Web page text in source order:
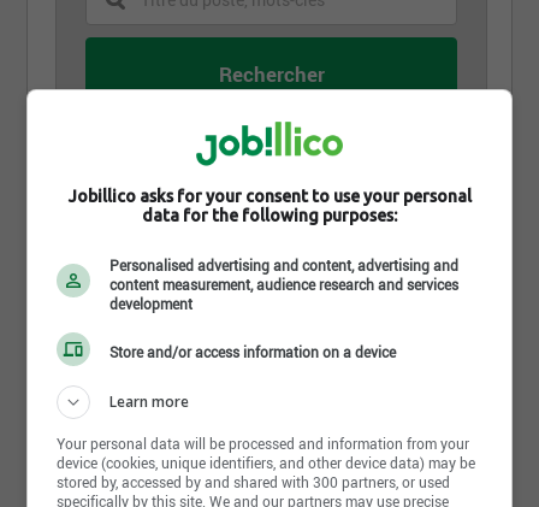
Préposé.e à l'entretien de bâtiment (industriel)
Montréal, QC
30 juillet 2026
Préposé.e à l'entretien de bâtiment (industriel)
Groupe Excelpro
Montréal, QC
21 juillet 2026
Jobillico asks for your consent to use your personal
data for the following purposes:
Personalised advertising and content, advertising and
content measurement, audience research and services
development
Store and/or access information on a device
Learn more
Your personal data will be processed and information from your
device (cookies, unique identifiers, and other device data) may be
stored by, accessed by and shared with 300 partners, or used
specifically by this site. We and our partners may use precise